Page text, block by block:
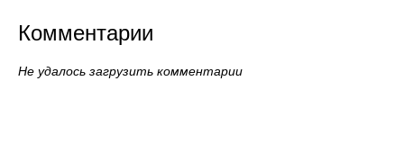
Комментарии
Не удалось загрузить комментарии